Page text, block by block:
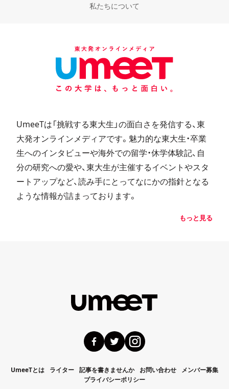
私たちについて
UmeeTは「挑戦する東大生」の面白さを発信する、東
大発オンラインメディアです。魅力的な東大生・卒業
生へのインタビューや海外での留学・休学体験記、自
分の研究への愛や、東大生が主催するイベントやスタ
ートアップなど、読み手にとってなにかの指針となる
ような情報が詰まっております。
もっと見る
UmeeTとは ライター 記事を書きませんか お問い合わせ
メンバー募集
プライバシーポリシー